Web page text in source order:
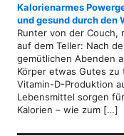
Kalorienarmes
und gesund durch den
Runter von der Couch,
auf dem Teller: Nach
gemütlichen Abenden
Körper etwas Gutes
Vitamin-D-Produktion
Lebensmittel sorgen
Kalorien – wie zum […]